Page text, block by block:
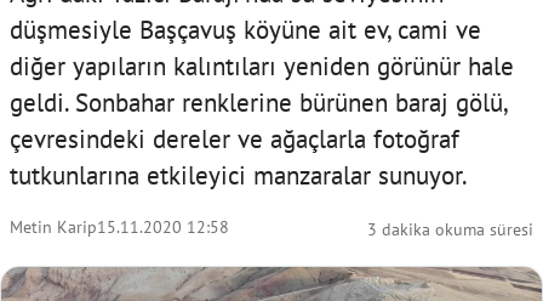
düşmesiyle Başçavuş köyüne ait ev, cami ve
diğer yapıların kalıntıları yeniden görünür hale
geldi. Sonbahar renklerine bürünen baraj gölü,
çevresindeki dereler ve ağaçlarla fotoğraf
tutkunlarına etkileyici manzaralar sunuyor.
Metin Karip15.11.2020 12:58 3 dakika okuma süresi